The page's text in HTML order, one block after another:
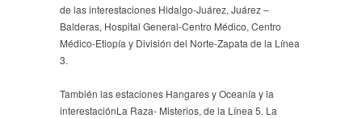
de las interestaciones Hidalgo-Juárez, Juárez –
Balderas, Hospital General-Centro Médico, Centro
Médico-Etiopía y División del Norte-Zapata de la Línea
3.
También las estaciones Hangares y Oceanía y la
interestaciónLa Raza- Misterios, de la Línea 5. La